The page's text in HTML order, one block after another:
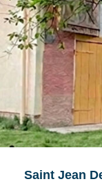
Saint Jean